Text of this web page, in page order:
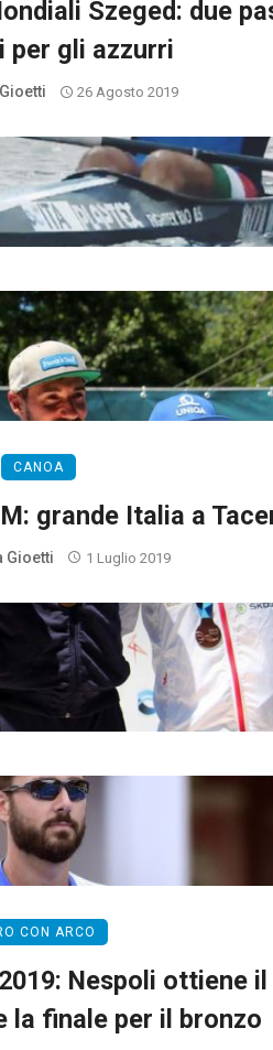
Szeged: due
per gli azzurri
26 Agosto 2019
CANOA
grande Italia a
Gioetti 1 Luglio 2019
CON ARCO
Nespoli ottiene il
la finale per il bronzo